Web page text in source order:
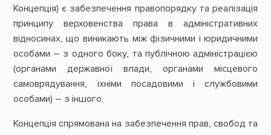
Концепція) є забезпечення правопорядку та реалізація
принципу верховенства права в адміністративних
відносинах, що виникають між фізичними і юридичними
особами – з одного боку, та публічною адміністрацією
(органами державної влади, органами місцевого
самоврядування, їхніми посадовими і службовими
особами) – з іншого.
Концепція спрямована на забезпечення прав, свобод та